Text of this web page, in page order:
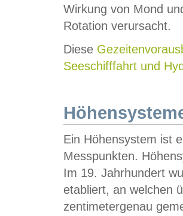
Wirkung von Mond
Rotation verursacht.
Diese
Seeschifffahrt und
Ein Höhensystem ist
Messpunkten.
Im 19. Jahrhundert
etabliert, an welchen
zentimetergenau